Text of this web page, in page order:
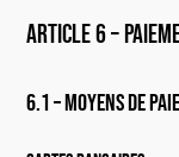
ARTICLE 6 –
6.1 – Moyens de